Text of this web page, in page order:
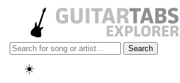
Search
☀️